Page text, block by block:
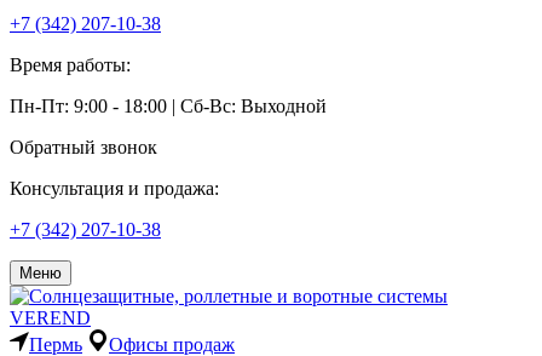
+7 (342) 207-10-38
Время работы:
Пн-Пт: 9:00 - 18:00 | Сб-Вс: Выходной
Обратный звонок
Консультация и продажа:
+7 (342) 207-10-38
Меню
Пермь Офисы продаж